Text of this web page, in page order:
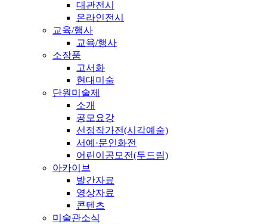
대관전시
온라인전시
교육/행사
교육/행사
소장품
고서화
현대미술
단원미술제
소개
공모요강
선정작가전(시각예술)
서예·문인화전
어린이공모전(두드림)
아카이브
발간자료
영상자료
콘텐츠
미술관소식